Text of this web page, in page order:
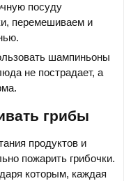
посуду
перемешиваем и
шампиньоны
не пострадает, а
грибы
продуктов и
пожарить грибочки.
которым, каждая